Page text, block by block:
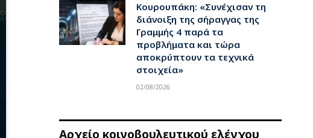
Κουρουπάκη: «Συνέχισαν τη
διάνοιξη της σήραγγας της
Γραμμής 4 παρά τα
προβλήματα και τώρα
αποκρύπτουν τα τεχνικά
στοιχεία»
02/08/2026
Αρχείο κοινοβουλευτικού ελέγχου